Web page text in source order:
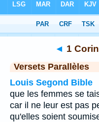
> Chapitre 14 > Verset 34
◄ 1
Versets Parallèles
Louis Segond Bible
que les femmes se
car il ne leur est pas
qu'elles soient